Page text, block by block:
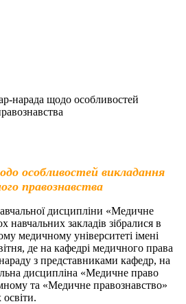
нарада щодо особливостей
особливостей викладання
правознавства
дисципліни «Медичне
навчальних закладів зібралися в
медичному університеті імені
де на кафедрі медичного права
з представниками кафедр, на
дисципліна «Медичне право
та «Медичне правознавство»